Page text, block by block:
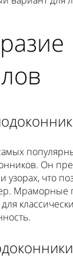
Он
узорах, что
Мраморные